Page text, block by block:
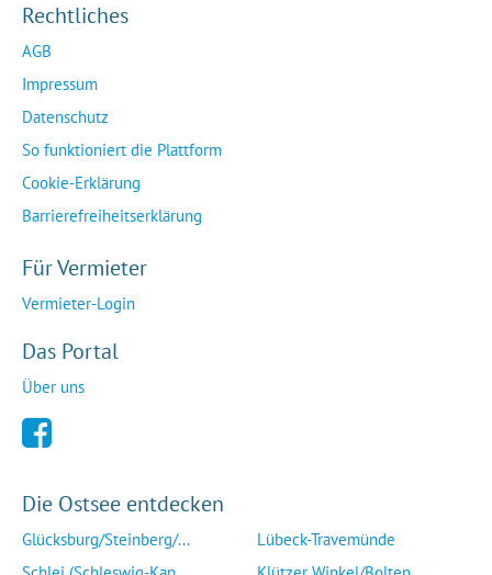
Rechtliches
AGB
Impressum
Datenschutz
So funktioniert die Plattform
Cookie-Erklärung
Barrierefreiheitserklärung
Für Vermieter
Vermieter-Login
Das Portal
Über uns
Die Ostsee entdecken
Glücksburg/Steinberg/...
Lübeck-Travemünde